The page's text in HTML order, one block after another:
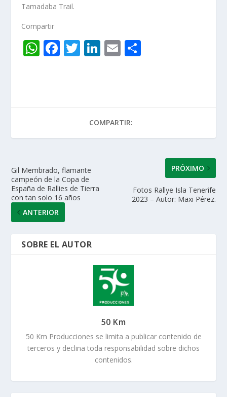
Tamadaba Trail.
Compartir
W
A
p
F
o
k
T Li
dI
n
E
ar
r
COMPARTIR:
Gil Membrado, flamante
campeón de la Copa de
España de Rallies de Tierra
con tan solo 16 años
ANTERIOR
PRÓXIMO
Fotos Rallye Isla Tenerife
2023 – Autor: Maxi Pérez.
SOBRE EL AUTOR
50 Km
50 Km Producciones se limita a publicar contenido de
terceros y declina toda responsabilidad sobre dichos
contenidos.